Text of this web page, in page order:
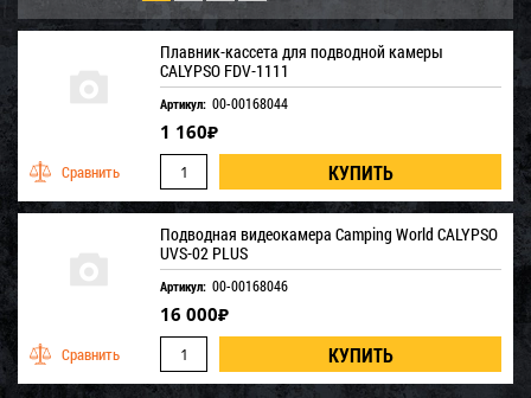
Плавник-кассета для подводной камеры
CALYPSO FDV-1111
Артикул: 00-00168044
1 160₽
Подводная видеокамера Camping World CALYPSO
UVS-02 PLUS
Артикул: 00-00168046
16 000₽